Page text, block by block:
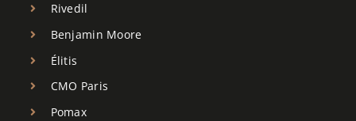
Rivedil
Benjamin Moore
Élitis
CMO Paris
Pomax